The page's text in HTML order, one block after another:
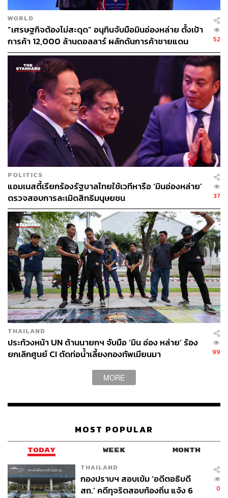
เจรจามันจบแล้ว ซึ่งไม่ใช่ แต่เจตนาของฝ่ายไทยที่
ยกเลิกก็เพื่อให้มีการเจรจาใหม่
ฝ่ายไทย ‘ไม่เห็นด้วย’ กับขอบเขตอำนาจของ
กระบวนการประนีประนอม ซึ่ง ‘ควรจะจำกัด’ เฉพาะใน
เรื่องของเขตแดนทางทะเล ไม่ควรจะไปพูดคุยในเรื่อง
ของการพัฒนาพื้นที่ร่วมกัน
กระบวนการหลังจากนี้จะเป็นอย่างไร
สีหศักดิ์ชี้แจงว่า หลังจากนั้นเมื่อเข้าสู่กระบวนการแล้ว ฝ่าย
ไทยก็คงจะต้องมีการเสนอชื่อผู้ประนีประนอม ภายใน 21 วัน
โดยกัมพูชายื่นเรื่องแจ้งผู้ประนีประนอมของเขา 2 คน แล้ว
ฝ่ายไทยก็ต้องแจ้งผู้ประนีประนอมของเราอีก 2 คน ซึ่งฝ่าย
ไทยก็มีชื่ออยู่แล้ว โดยเราได้พิจารณากันพร้อมแล้ว ซึ่งเป็นผู้
เชี่ยวชาญกฎหมายระหว่างประเทศที่มีประสบการณ์ มีชื่อ
เสียง และมีความเชี่ยวชาญ
เพราะฉะนั้นฝ่ายไทยก็พร้อมในขั้นต่อไปที่จะแจ้งรายชื่อของ
เรา หลังจากนั้นคณะผู้ประนีประนอมทั้ง 2 ฝ่าย (2 คนจากฝั่ง
กัมพูชา และ 2 คนจากฝั่งไทย) ก็ต้องมาคุยกันเพื่อหาคนที่ 5 ที่
จะเป็นประธานและเป็นคนกลางพอเสร็จแล้วอาจจะใช้เวลา
สัก 1 เดือนหรือเดือนกว่า คณะประนีประนอมก็จะทำหน้าที่
พูดคุยกันเอง ทำหน้าที่พูดคุยกับประเทศที่เกี่ยวข้องนั่นคือ
ไทยกับกัมพูชา
ส่วนคำถามที่ว่า กระบวนการนี้จะใช้เวลาเท่าไร กรณีที่ผ่าน
มาที่มีการดำเนินการภายใต้กระบวนการประนอมภาคบังคับ
คือ กรณีระหว่างติมอร์เลสเตกับออสเตรเลีย ใช้เวลา 2 ปีกว่า
ไหร่ แต่สิ่งแรกคือ เราต้องแสดงความ ‘ไม่เห็นด้วย’ ของไทย
ยื่นเรื่องเข้าสู่กระบวนการประนอมภาคบังคับ รวมถึงไทย ‘ไม่
อ้างอิง:กระทรวงการต่างประเทศ / Facebook LIVE
Hun Manet
สีหศักดิ์ พวงเกตุแก้ว
WORLD
“เศรษฐกิจต้องไม่สะดุด” อนุทินจับมือมินอ่องหล่าย ตั้งเป้า
การค้า 12,000 ล้านดอลลาร์ ผลักดันการค้าชายแดน
52
POLITICS
แอมเนสตี้เรียกร้องรัฐบาลไทยใช้เวทีหารือ ‘มินอ่องหล่าย’
ตรวจสอบการละเมิดสิทธิมนุษยชน
37
THAILAND
ประท้วงหน้า UN ต้านนายกฯ จับมือ ‘มิน อ่อง หล่าย’ ร้อง
ยกเลิกศูนย์ CI ตัดท่อน้ำเลี้ยงกองทัพเมียนมา
99
MORE
MOST POPULAR
TODAY WEEK MONTH
THAILAND
กองปราบฯ สอบเข้ม ‘อดีตอธิบดี
สถ.’ คดีทุจริตสอบท้องถิ่น แจ้ง 6
0